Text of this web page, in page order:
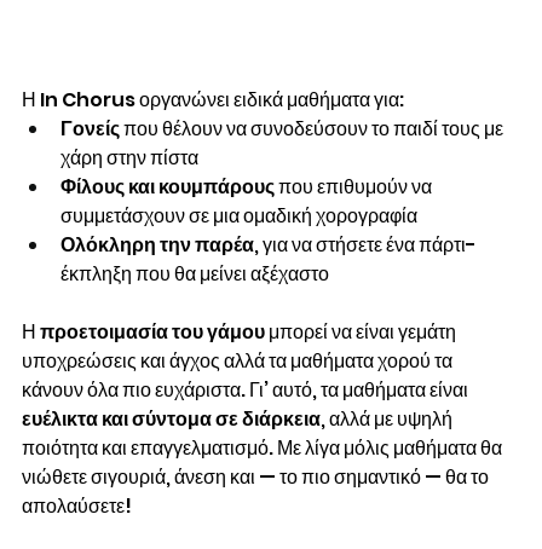
Η In Chorus οργανώνει ειδικά μαθήματα για:
Γονείς που θέλουν να συνοδεύσουν το παιδί τους με
χάρη στην πίστα
Φίλους και κουμπάρους που επιθυμούν να
συμμετάσχουν σε μια ομαδική χορογραφία
Ολόκληρη την παρέα, για να στήσετε ένα πάρτι-
έκπληξη που θα μείνει αξέχαστο
Η προετοιμασία του γάμου μπορεί να είναι γεμάτη
υποχρεώσεις και άγχος αλλά τα μαθήματα χορού τα
κάνουν όλα πιο ευχάριστα. Γι’ αυτό, τα μαθήματα είναι
ευέλικτα και σύντομα σε διάρκεια, αλλά με υψηλή
ποιότητα και επαγγελματισμό. Με λίγα μόλις μαθήματα θα
νιώθετε σιγουριά, άνεση και — το πιο σημαντικό — θα το
απολαύσετε!